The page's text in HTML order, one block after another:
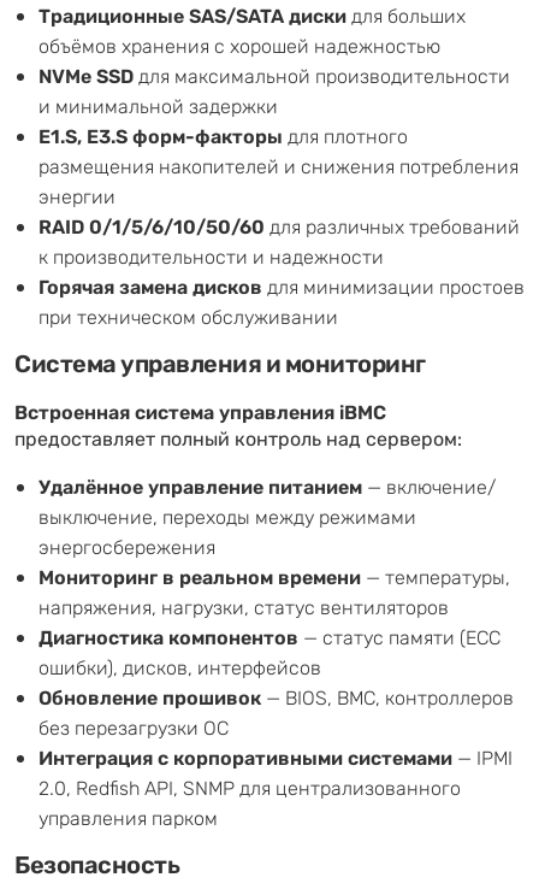
Традиционные SAS/SATA дискидля больших
объёмов хранения с хорошей надежностью
NVMe SSDдля максимальной производительности
и минимальной задержки
E1.S, E3.S форм-факторы для плотного
размещения накопителей и снижения потребления
энергии
RAID 0/1/5/6/10/50/60 для различных требований
к производительности и надежности
Горячая замена дисков для минимизации простоев
при техническом обслуживании
Система управления и мониторинг
Встроенная система управления iBMC
предоставляет полный контроль над сервером:
Удалённое управление питанием — включение/
выключение, переходы между режимами
энергосбережения
Мониторинг в реальном времени — температуры,
напряжения, нагрузки, статус вентиляторов
Диагностика компонентов — статус памяти (ECC
ошибки), дисков, интерфейсов
Обновление прошивок — BIOS, BMC, контроллеров
без перезагрузки ОС
Интеграция с корпоративными системами — IPMI
2.0, Redfish API, SNMP для централизованного
управления парком
Безопасность